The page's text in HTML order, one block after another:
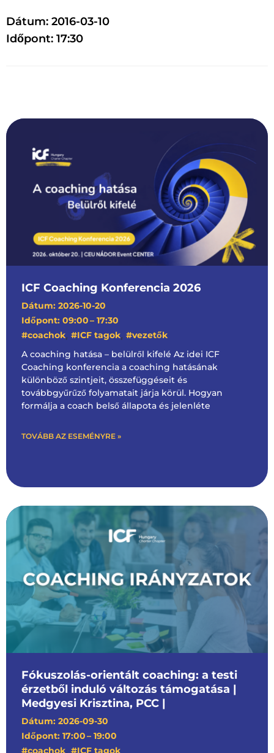
Dátum: 2016-03-10
Időpont: 17:30
ICF Coaching Konferencia 2026
Dátum: 2026-10-20
Időpont: 09:00– 17:30
#coachok, #ICF tagok, #vezetők
A coaching hatása – belülről kifelé Az idei ICF
Coaching konferencia a coaching hatásának
különböző szintjeit, összefüggéseit és
továbbgyűrűző folyamatait járja körül. Hogyan
formálja a coach belső állapota és jelenléte
TOVÁBB AZ ESEMÉNYRE »
Fókuszolás-orientált coaching: a testi
érzetből induló változás támogatása |
Medgyesi Krisztina, PCC |
Dátum: 2026-09-30
Időpont: 17:00– 19:00
#coachok, #ICF tagok